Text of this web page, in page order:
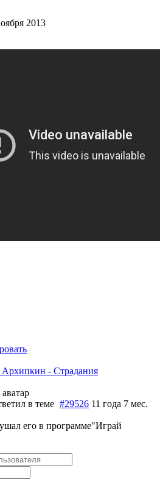
2013
- Страдания
в теме #29526 11 года 7 мес.
его в программе"Играй